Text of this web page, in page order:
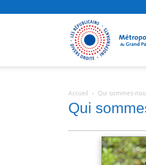
Accueil Qui sommes-
Qui